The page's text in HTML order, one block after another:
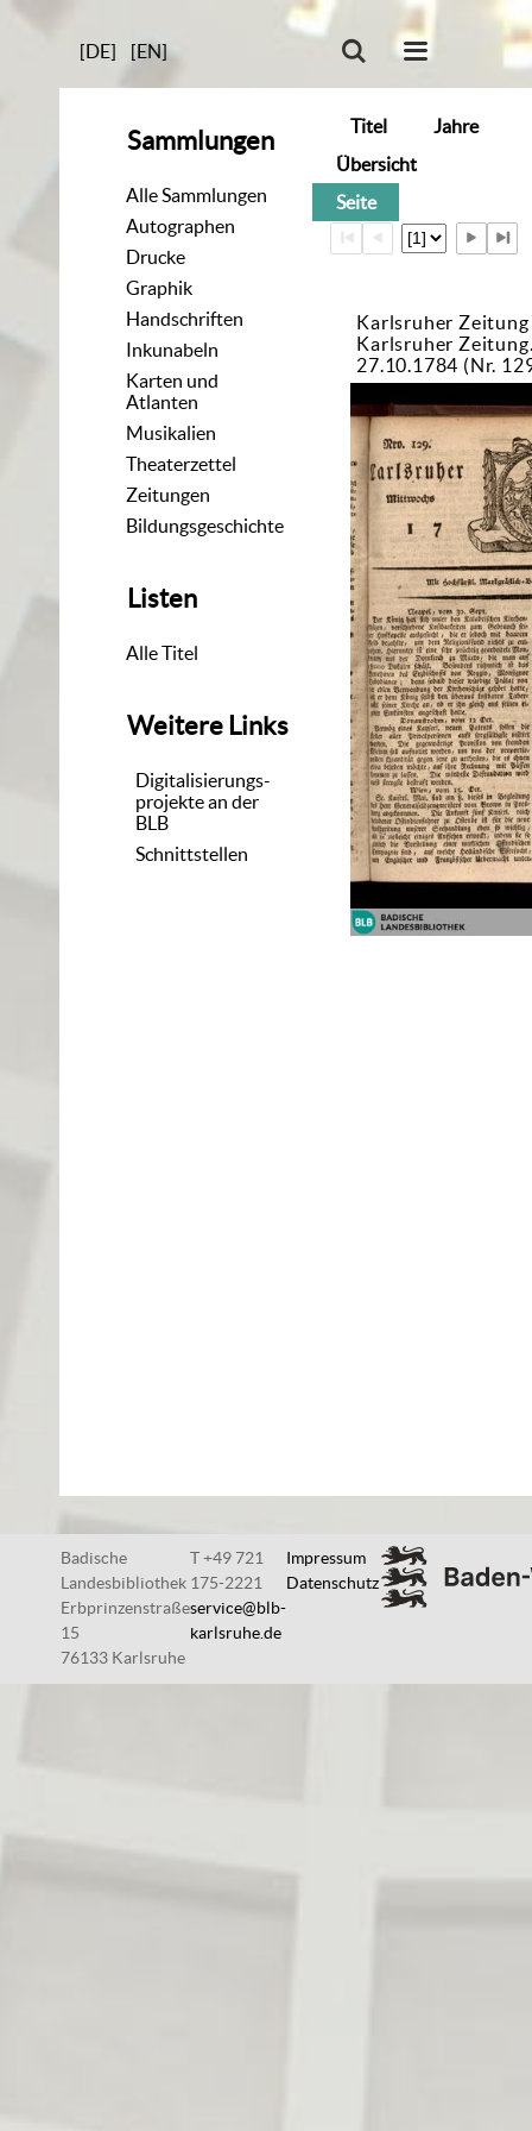
[DE] [EN]
Sammlungen
Alle Sammlungen
Autographen
Drucke
Graphik
Handschriften
Inkunabeln
Karten und
Atlanten
Musikalien
Theaterzettel
Zeitungen
Bildungsgeschichte
Listen
Alle Titel
Weitere Links
Digitalisierungs-
projekte an der
BLB
Schnittstellen
Titel
Jahre
Übersicht
Seite
Karlsruher Zeitung
Karlsruher
27.10.1784 (Nr.
Badische
Landesbibliothek
Erbprinzenstraße
15
76133 Karlsruhe
T +49 721
175-2221
service@blb-
karlsruhe.de
Impressum
Datenschutz